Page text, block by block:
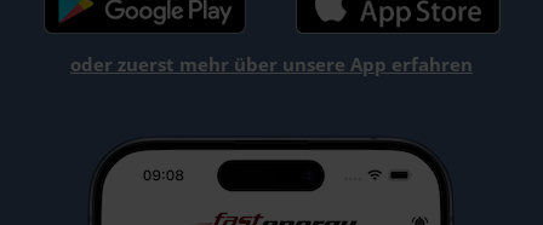
oder zuerst mehr über unsere App erfahren